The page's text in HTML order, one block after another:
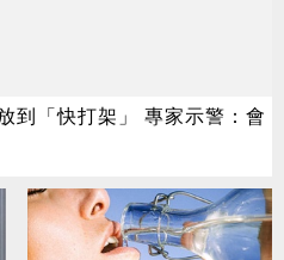
到「快打架」 專家示警：會